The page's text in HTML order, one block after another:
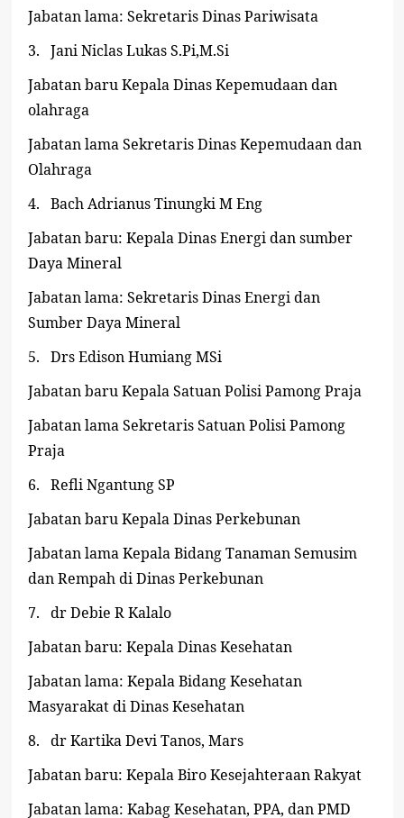
Jabatan lama: Sekretaris Dinas Pariwisata
3. Jani Niclas Lukas S.Pi,M.Si
Jabatan baru Kepala Dinas Kepemudaan dan
olahraga
Jabatan lama Sekretaris Dinas Kepemudaan dan
Olahraga
4. Bach Adrianus Tinungki M Eng
Jabatan baru: Kepala Dinas Energi dan sumber
Daya Mineral
Jabatan lama: Sekretaris Dinas Energi dan
Sumber Daya Mineral
5. Drs Edison Humiang MSi
Jabatan baru Kepala Satuan Polisi Pamong Praja
Jabatan lama Sekretaris Satuan Polisi Pamong
Praja
6. Refli Ngantung SP
Jabatan baru Kepala Dinas Perkebunan
Jabatan lama Kepala Bidang Tanaman Semusim
dan Rempah di Dinas Perkebunan
7. dr Debie R Kalalo
Jabatan baru: Kepala Dinas Kesehatan
Jabatan lama: Kepala Bidang Kesehatan
Masyarakat di Dinas Kesehatan
8. dr Kartika Devi Tanos, Mars
Jabatan baru: Kepala Biro Kesejahteraan Rakyat
Jabatan lama: Kabag Kesehatan, PPA, dan PMD